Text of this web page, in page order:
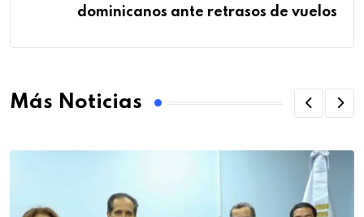
dominicanos ante retrasos de vuelos
Más Noticias